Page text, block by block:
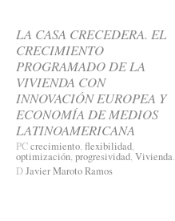
LA CASA CRECEDERA. EL
CRECIMIENTO
PROGRAMADO DE LA
VIVIENDA CON
INNOVACIÓN EUROPEA Y
ECONOMÍA DE MEDIOS
LATINOAMERICANA
PCcrecimiento, flexibilidad,
optimización, progresividad, Vivienda.
DJavier Maroto Ramos